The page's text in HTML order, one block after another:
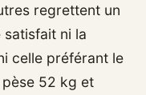
regrettent un
ni la
celle préférant le
pèse 52 kg et